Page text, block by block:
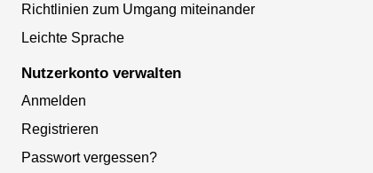
Richtlinien zum Umgang miteinander
Leichte Sprache
Nutzerkonto verwalten
Anmelden
Registrieren
Passwort vergessen?